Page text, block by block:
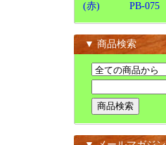
(赤) PB-075
▼ 商品検索